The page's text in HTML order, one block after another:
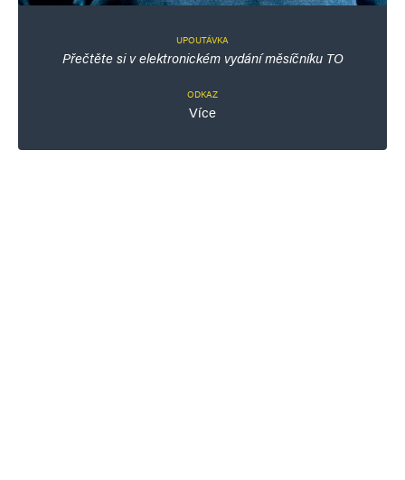
UPOUTÁVKA
Přečtěte si v elektronickém vydání měsíčníku TO
ODKAZ
Více